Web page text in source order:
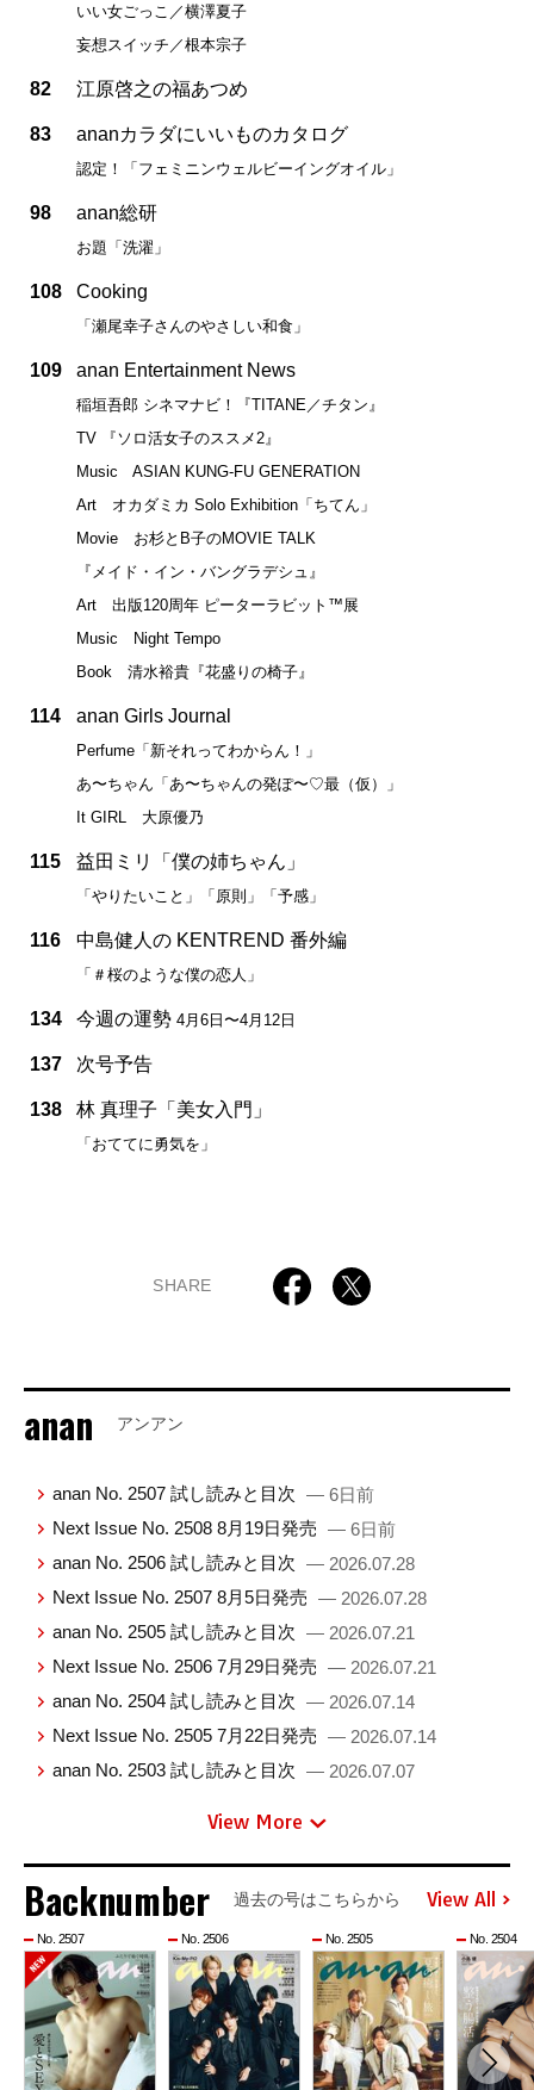
いい女ごっこ／横澤夏子
妄想スイッチ／根本宗子
82 江原啓之の福あつめ
83 ananカラダにいいものカタログ
認定！「フェミニンウェルビーイングオイル」
98 anan総研
お題「洗濯」
108 Cooking
「瀬尾幸子さんのやさしい和食」
109 anan Entertainment News
稲垣吾郎 シネマナビ！『TITANE／チタン』
TV 『ソロ活女子のススメ2』
Music ASIAN KUNG-FU GENERATION
Art オカダミカ Solo Exhibition「ちてん」
Movie お杉とB子のMOVIE TALK
『メイド・イン・バングラデシュ』
Art 出版120周年 ピーターラビット™展
Music Night Tempo
Book 清水裕貴『花盛りの椅子』
114 anan Girls Journal
Perfume「新それってわからん！」
あ〜ちゃん「あ〜ちゃんの発ぽ〜♡最（仮）」
It GIRL 大原優乃
115 益田ミリ「僕の姉ちゃん」
「やりたいこと」「原則」「予感」
116 中島健人の KENTREND 番外編
「＃桜のような僕の恋人」
134 今週の運勢 4月6日〜4月12日
137 次号予告
138 林 真理子「美女入門」
「おててに勇気を」
SHARE
anan アンアン
anan No. 2507 試し読みと目次 — 6日前
Next Issue No. 2508 8月19日発売 — 6日前
anan No. 2506 試し読みと目次 — 2026.07.28
Next Issue No. 2507 8月5日発売 — 2026.07.28
anan No. 2505 試し読みと目次 — 2026.07.21
Next Issue No. 2506 7月29日発売 — 2026.07.21
anan No. 2504 試し読みと目次 — 2026.07.14
Next Issue No. 2505 7月22日発売 — 2026.07.14
anan No. 2503 試し読みと目次 — 2026.07.07
View More
Backnumber 過去の号はこちらから View All
No. 2507 No. 2506 No. 2505 No. 2504